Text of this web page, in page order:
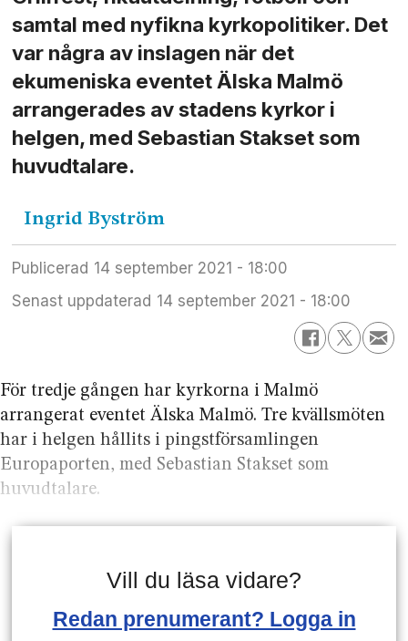
samtal med nyfikna kyrkopolitiker. Det
var några av inslagen när det
ekumeniska eventet Älska Malmö
arrangerades av stadens kyrkor i
helgen, med Sebastian Stakset som
huvudtalare.
Ingrid Byström
Publicerad
14 september 2021 - 18:00
Senast uppdaterad
14 september 2021 - 18:00
För tredje gången har kyrkorna i Malmö
arrangerat eventet Älska Malmö. Tre kvällsmöten
har i helgen hållits i pingstförsamlingen
Europaporten, med Sebastian Stakset som
huvudtalare.
Vill du läsa vidare?
Redan prenumerant? Logga in